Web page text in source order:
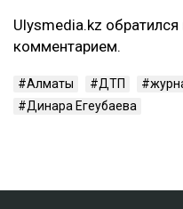
Ulysmedia.kz
комментарием.
Алматы ДТП
Динара Егеубаева